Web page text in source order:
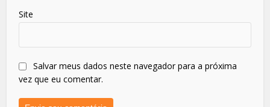
Site
Salvar meus dados neste navegador para a próxima
vez que eu comentar.